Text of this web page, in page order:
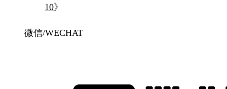
10》
微信/WECHAT